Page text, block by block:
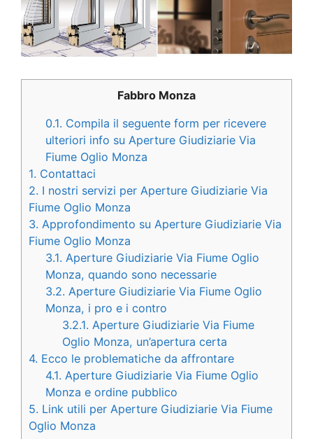
Fabbro Monza
0.1. Compila il seguente form per ricevere
ulteriori info su Aperture Giudiziarie Via
Fiume Oglio Monza
1. Contattaci
2. I nostri servizi per Aperture Giudiziarie Via
Fiume Oglio Monza
3. Approfondimento su Aperture Giudiziarie Via
Fiume Oglio Monza
3.1. Aperture Giudiziarie Via Fiume Oglio
Monza, quando sono necessarie
3.2. Aperture Giudiziarie Via Fiume Oglio
Monza, i pro e i contro
3.2.1. Aperture Giudiziarie Via Fiume
Oglio Monza, un’apertura certa
4. Ecco le problematiche da affrontare
4.1. Aperture Giudiziarie Via Fiume Oglio
Monza e ordine pubblico
5. Link utili per Aperture Giudiziarie Via Fiume
Oglio Monza